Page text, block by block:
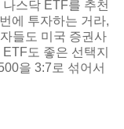
스닥 ETF를 추천
에 투자하는 거라,
들도 미국 증권사
도 좋은 선택지
을 3:7로 섞어서